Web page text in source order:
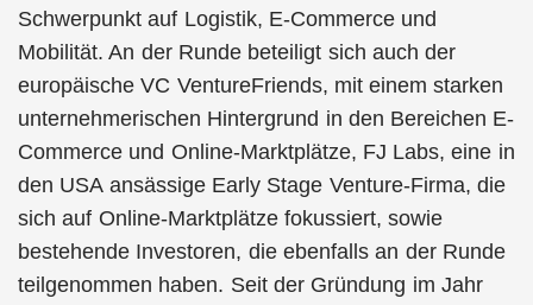
Schwerpunkt auf Logistik, E-Commerce und
Mobilität. An der Runde beteiligt sich auch der
europäische VC VentureFriends, mit einem starken
unternehmerischen Hintergrund in den Bereichen E-
Commerce und Online-Marktplätze, FJ Labs, eine in
den USA ansässige Early Stage Venture-Firma, die
sich auf Online-Marktplätze fokussiert, sowie
bestehende Investoren, die ebenfalls an der Runde
teilgenommen haben. Seit der Gründung im Jahr